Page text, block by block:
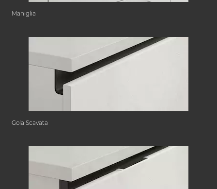
Maniglia
Gola Scavata